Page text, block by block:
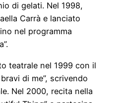
di gelati. Nel 1998,
Carrà e lanciato
nel programma
teatrale nel 1999 con il
di me”, scrivendo
Nel 2000, recita nella